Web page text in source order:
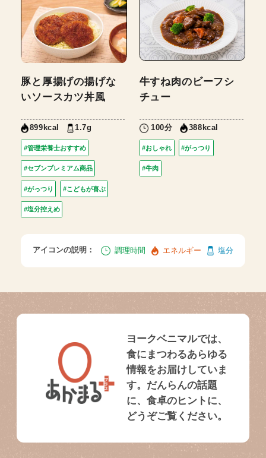
豚と厚揚げの揚げな
いソースカツ丼風
899kcal 1.7g
#管理栄養士おすすめ
#セブンプレミアム商品
#がっつり #こどもが喜ぶ
#塩分控えめ
牛すね肉のビーフシ
チュー
100分 388kcal
#おしゃれ #がっつり
#牛肉
アイコンの説明： 調理時間 エネルギー 塩分
ヨークベニマルでは、
食にまつわるあらゆる
情報をお届けしていま
す。だんらんの話題
に、食卓のヒントに、
どうぞご覧ください。